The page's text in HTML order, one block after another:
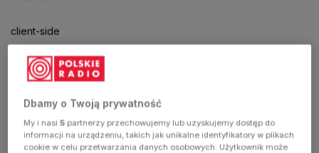
client-side
exception
has
occurred
Dbamy o Twoją prywatność
My i nasi5 partnerzy przechowujemy lub uzyskujemy dostęp do
informacji na urządzeniu, takich jak unikalne identyfikatory w plikach
cookie w celu przetwarzania danych osobowych. Użytkownik może